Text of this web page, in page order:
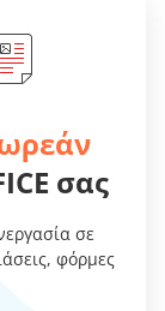
σας
σε
φόρμες